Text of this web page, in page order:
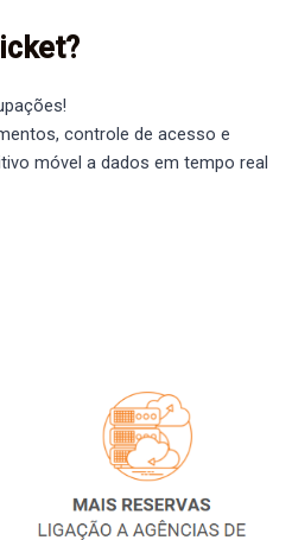
controle de acesso e
móvel a dados em tempo real